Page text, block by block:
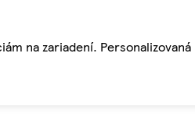
na zariadení. Personalizovaná